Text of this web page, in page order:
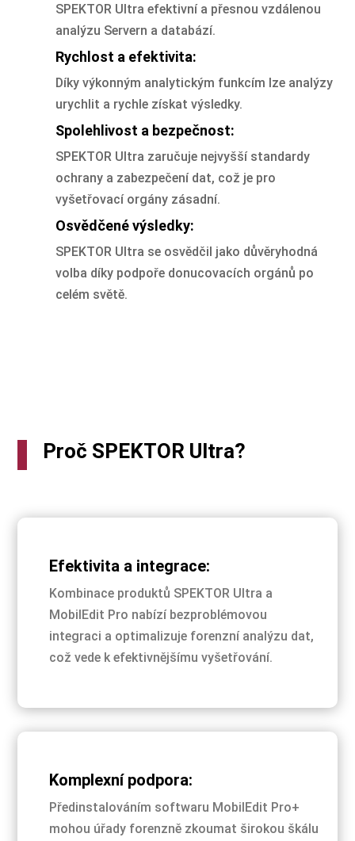
SPEKTOR Ultra efektivní a přesnou vzdálenou
analýzu Servern a databází.
Rychlost a efektivita:
Díky výkonným analytickým funkcím lze analýzy
urychlit a rychle získat výsledky.
Spolehlivost a bezpečnost:
SPEKTOR Ultra zaručuje nejvyšší standardy
ochrany a zabezpečení dat, což je pro
vyšetřovací orgány zásadní.
Osvědčené výsledky:
SPEKTOR Ultra se osvědčil jako důvěryhodná
volba díky podpoře donucovacích orgánů po
celém světě.
Proč SPEKTOR Ultra?
Efektivita a integrace:
Kombinace produktů SPEKTOR Ultra a
MobilEdit Pro nabízí bezproblémovou
integraci a optimalizuje forenzní analýzu dat,
což vede k efektivnějšímu vyšetřování.
Komplexní podpora:
Předinstalováním softwaru MobilEdit Pro+
mohou úřady forenzně zkoumat širokou škálu